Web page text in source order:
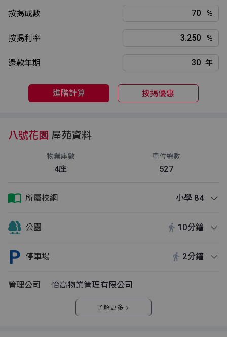
按揭成數 %
按揭利率 %
還款年期 年
進階計算 按揭優惠
八號花園 屋苑資料
物業座數
4座
單位總數
527
所屬校網 小學 84
公園 10分鐘
停車場 2分鐘
管理公司 怡高物業管理有限公司
了解更多